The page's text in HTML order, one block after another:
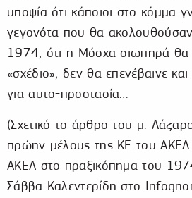
υποψία ότι κάποιοι στο κόμμα
γεγονότα που θα
1974, ότι η Μόσχα σιωπηρά θα
«σχέδιο», δεν θα επενέβαινε
για αυτο-προστασία…
(Σχετικό το άρθρο του μ.
πρώην μέλους της KE του
ΑΚΕΛ στο πραξικόπημα του
Σάββα Καλεντερίδη στο